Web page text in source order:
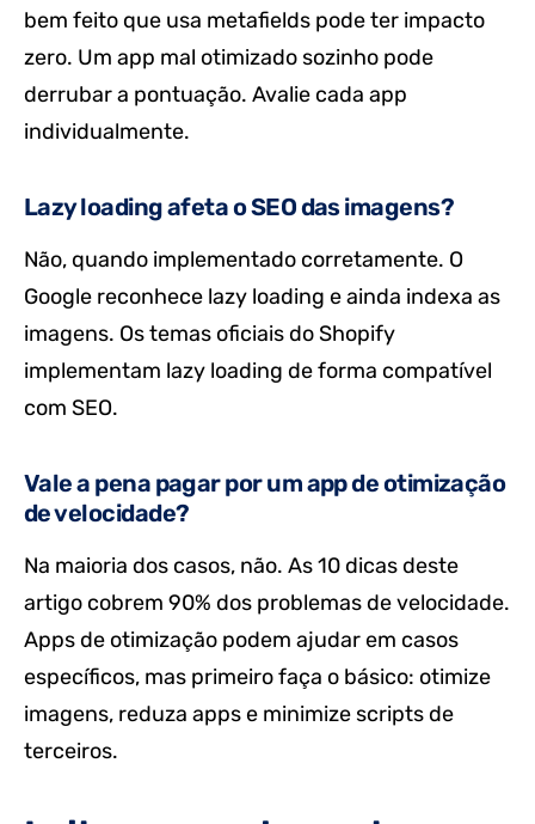
bem feito que usa metafields pode ter impacto
zero. Um app mal otimizado sozinho pode
derrubar a pontuação. Avalie cada app
individualmente.
Lazy loading afeta o SEO das imagens?
Não, quando implementado corretamente. O
Google reconhece lazy loading e ainda indexa as
imagens. Os temas oficiais do Shopify
implementam lazy loading de forma compatível
com SEO.
Vale a pena pagar por um app de otimização
de velocidade?
Na maioria dos casos, não. As 10 dicas deste
artigo cobrem 90% dos problemas de velocidade.
Apps de otimização podem ajudar em casos
específicos, mas primeiro faça o básico: otimize
imagens, reduza apps e minimize scripts de
terceiros.